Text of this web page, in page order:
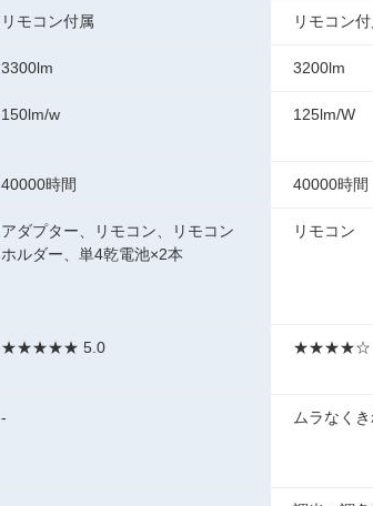
リモコン付属
3300lm
150lm/w
40000時間
アダプター、リモコン、リモコン
ホルダー、単4乾電池×2本
★★★★★ 5.0
-
リモコン
3200lm
125lm/W
40000時間
リモコン
★★★★☆
ムラなく